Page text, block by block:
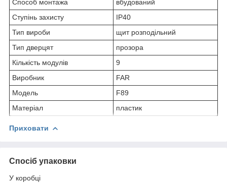
Способ монтажа
вбудований
Ступінь захисту
IP40
Тип вироби
щит розподільний
Тип дверцят
прозора
Кількість модулів
9
Виробник
FAR
Модель
F89
Матеріал
пластик
Приховати
Спосіб упаковки
У коробці